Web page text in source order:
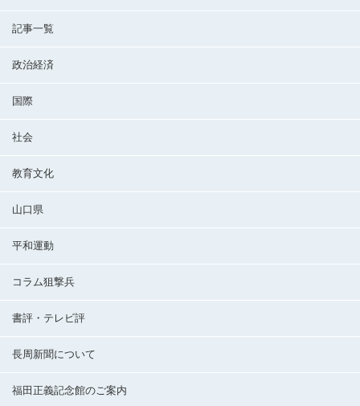
記事一覧
政治経済
国際
社会
教育文化
山口県
平和運動
コラム狙撃兵
書評・テレビ評
長周新聞について
福田正義記念館のご案内